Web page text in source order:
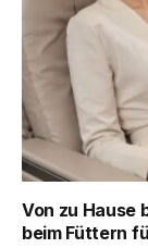
Von zu Hause
beim Füttern